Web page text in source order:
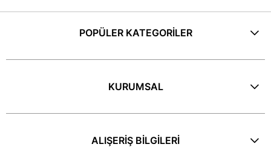
POPÜLER KATEGORİLER
KURUMSAL
ALIŞERİŞ BİLGİLERİ